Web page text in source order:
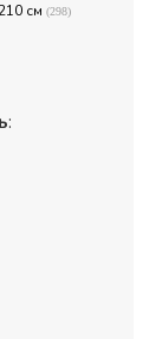
см (298)
: